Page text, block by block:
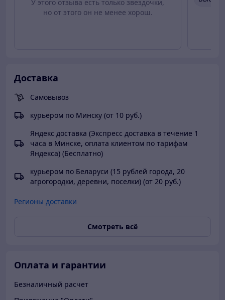
хороший презент для тех, кто ценит приватность и
хочет защитить свои персональные данные. При
надежность.
У этого отзыва есть только звездочки,
но от этого он не менее хорош.
Доставка
Самовывоз
курьером по Минску (от 10 руб.)
Яндекс доставка (Экспресс доставка в течение 1
часа в Минске, оплата клиентом по тарифам
Яндекса) (Бесплатно)
курьером по Беларуси (15 рублей города, 20
агрогородки, деревни, поселки) (от 20 руб.)
Регионы доставки
Смотреть всё
Оплата и гарантии
Безналичный расчет